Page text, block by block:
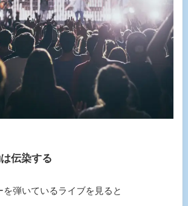
伝染する
弾いているライブを見ると